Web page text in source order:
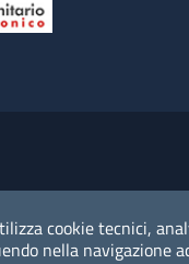
cookie tecnici,
nella navigazione
del dato